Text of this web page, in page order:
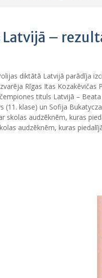
–
diktātā Latvijā parādīja
Rīgas Itas
tituls Latvijā –
(11. klase) un Sofija
audzēknēm, kuras
audzēknēm, kuras